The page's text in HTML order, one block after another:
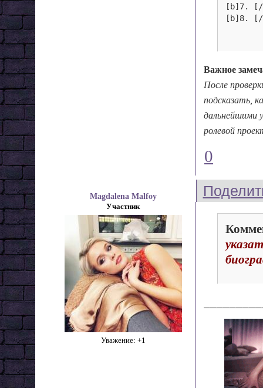
[b]7. [/
[b]8. [/
Важное
После
подсказать,
дальнейшими
ролевой
0
Magdalena Malfoy
Участник
Уважение: +1